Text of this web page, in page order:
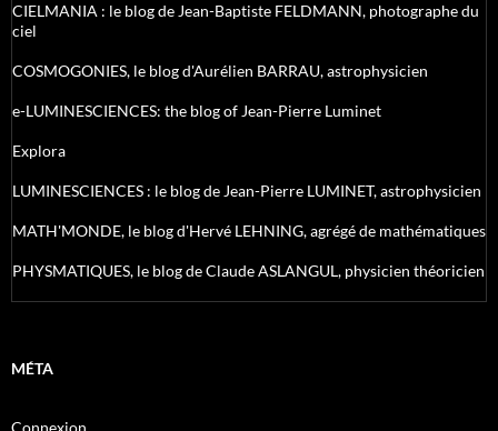
CIELMANIA : le blog de Jean-Baptiste FELDMANN, photographe du
ciel
COSMOGONIES, le blog d'Aurélien BARRAU, astrophysicien
e-LUMINESCIENCES: the blog of Jean-Pierre Luminet
Explora
LUMINESCIENCES : le blog de Jean-Pierre LUMINET, astrophysicien
MATH'MONDE, le blog d'Hervé LEHNING, agrégé de mathématiques
PHYSMATIQUES, le blog de Claude ASLANGUL, physicien théoricien
MÉTA